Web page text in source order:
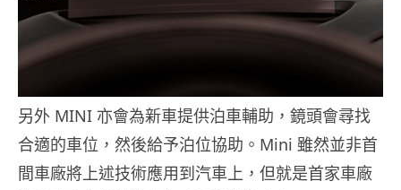
另外 MINI 亦會為新車提供泊車輔助，鏡頭會尋找
合適的車位，然後給予泊位協助。Mini 雖然並非首
間車廠將上述技術應用到汽車上，但就是首家車廠